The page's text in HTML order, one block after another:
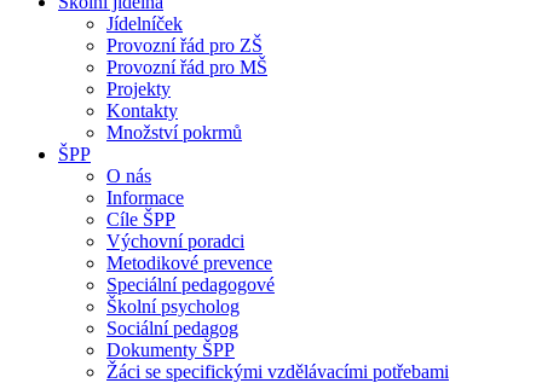
Jídelníček
Provozní řád pro ZŠ
Provozní řád pro MŠ
Projekty
Kontakty
Množství pokrmů
ŠPP
O nás
Informace
Cíle ŠPP
Výchovní poradci
Metodikové prevence
Speciální pedagogové
Školní psycholog
Sociální pedagog
Dokumenty ŠPP
Žáci se specifickými vzdělávacími potřebami